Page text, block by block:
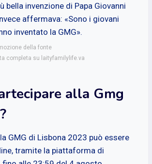
bella invenzione di Papa Giovanni
affermava: «Sono i giovani
inventato la GMG».
della fonte
completa su laityfamilylife.va
alla Gmg
GMG di Lisbona 2023 può essere
tramite la piattaforma di